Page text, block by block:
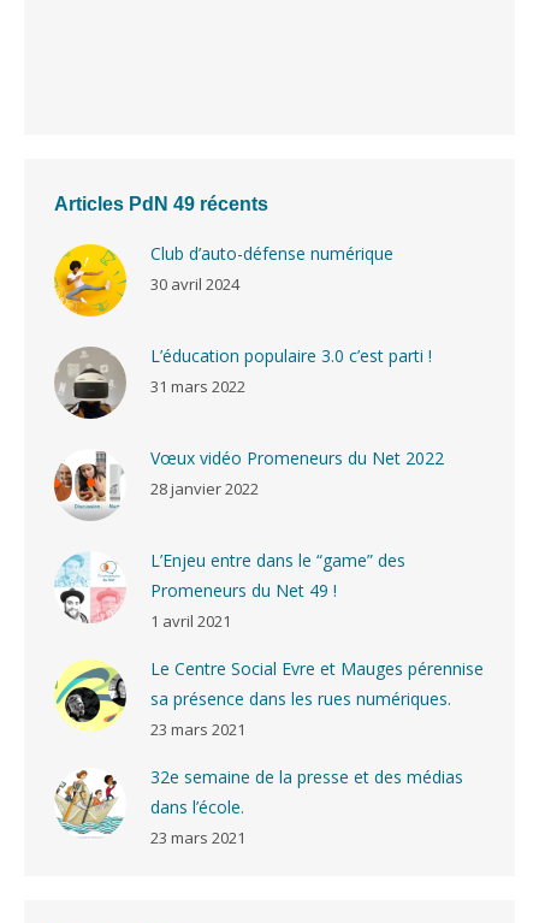
Articles PdN 49 récents
Club d’auto-défense numérique
30 avril 2024
L’éducation populaire 3.0 c’est parti !
31 mars 2022
Vœux vidéo Promeneurs du Net 2022
28 janvier 2022
L’Enjeu entre dans le “game” des
Promeneurs du Net 49 !
1 avril 2021
Le Centre Social Evre et Mauges pérennise
sa présence dans les rues numériques.
23 mars 2021
32e semaine de la presse et des médias
dans l’école.
23 mars 2021